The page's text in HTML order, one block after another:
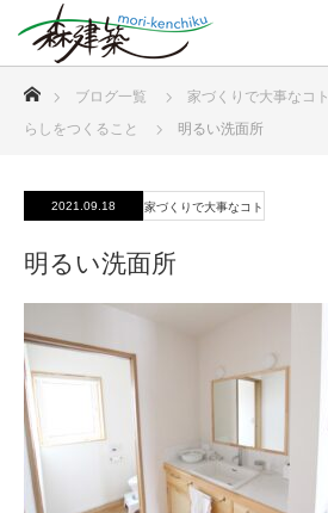
ブログ一覧 家づくりで大事なコト
らしをつくること
明るい洗面所
2021.09.18 家づくりで大事なコト
明るい洗面所